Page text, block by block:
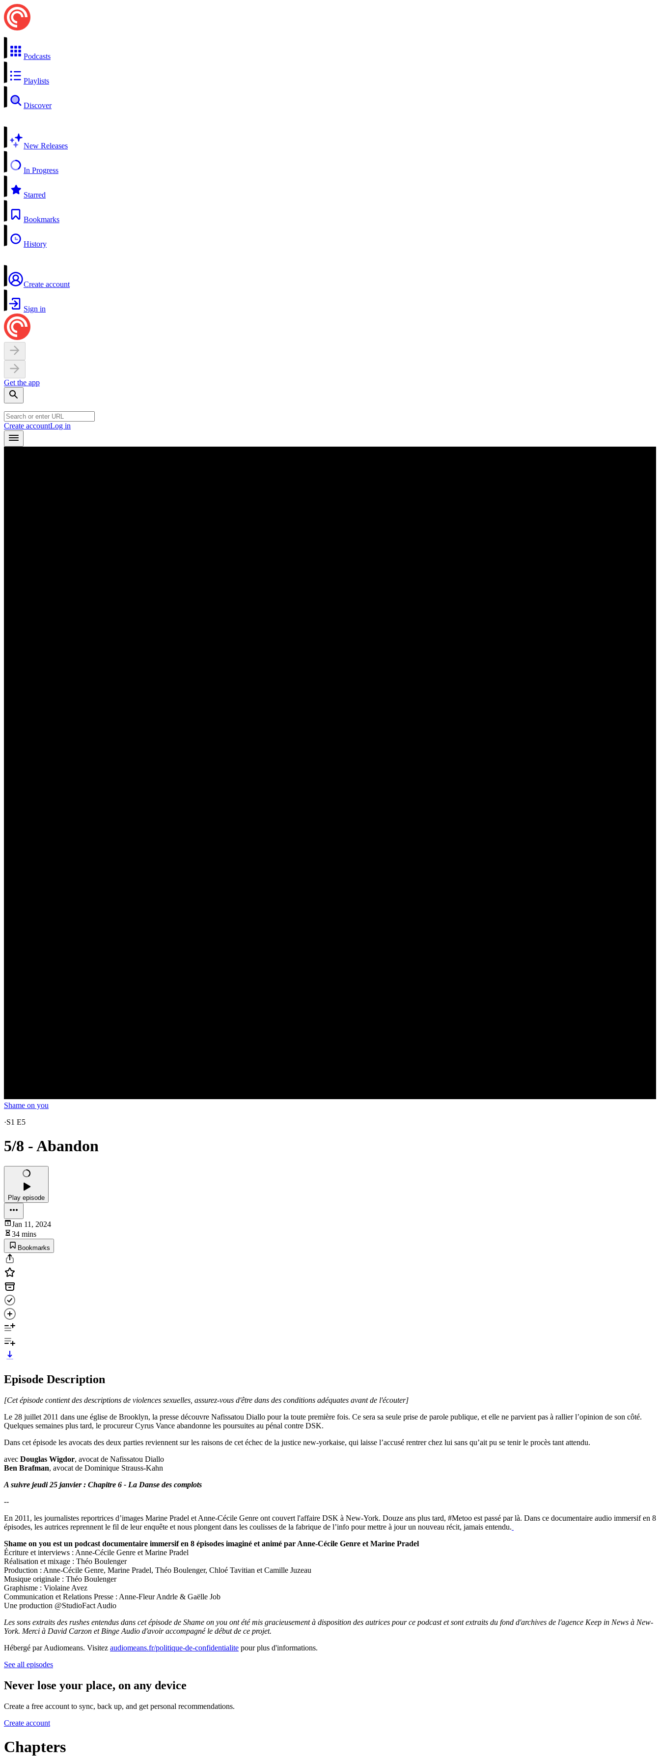
Podcasts
Playlists
Discover
New Releases
In Progress
Starred
Bookmarks
History
Create account
Sign in
Get the app
Create accountLog in
Shame on you
·S1 E5
5/8 - Abandon
Play episode
Jan 11, 2024
34 mins
Bookmarks
Episode Description
[Cet épisode contient des descriptions de violences sexuelles, assurez-vous d'être dans des conditions adéquates avant de l'écouter]
Le 28 juillet 2011 dans une église de Brooklyn, la presse découvre Nafissatou Diallo pour la toute première fois. Ce sera sa seule prise de parole publique, et elle ne parvient pas à rallier l’opinion de son côté.
Quelques semaines plus tard, le procureur Cyrus Vance abandonne les poursuites au pénal contre DSK.
Dans cet épisode les avocats des deux parties reviennent sur les raisons de cet échec de la justice new-yorkaise, qui laisse l’accusé rentrer chez lui sans qu’ait pu se tenir le procès tant attendu.
avec Douglas Wigdor, avocat de Nafissatou Diallo
Ben Brafman, avocat de Dominique Strauss-Kahn
A suivre jeudi 25 janvier : Chapitre 6 - La Danse des complots
--
En 2011, les journalistes reportrices d’images Marine Pradel et Anne-Cécile Genre ont couvert l'affaire DSK à New-York. Douze ans plus tard, #Metoo est passé par là. Dans ce documentaire audio immersif en 8
épisodes, les autrices reprennent le fil de leur enquête et nous plongent dans les coulisses de la fabrique de l’info pour mettre à jour un nouveau récit, jamais entendu.
Shame on you est un podcast documentaire immersif en 8 épisodes imaginé et animé par Anne-Cécile Genre et Marine Pradel
Écriture et interviews : Anne-Cécile Genre et Marine Pradel
Réalisation et mixage : Théo Boulenger
Production : Anne-Cécile Genre, Marine Pradel, Théo Boulenger, Chloé Tavitian et Camille Juzeau
Musique originale : Théo Boulenger
Graphisme : Violaine Avez
Communication et Relations Presse : Anne-Fleur Andrle & Gaëlle Job
Une production @StudioFact Audio
Les sons extraits des rushes entendus dans cet épisode de Shame on you ont été mis gracieusement à disposition des autrices pour ce podcast et sont extraits du fond d'archives de l'agence Keep in News à New-
York. Merci à David Carzon et Binge Audio d'avoir accompagné le début de ce projet.
Hébergé par Audiomeans. Visitez audiomeans.fr/politique-de-confidentialite pour plus d'informations.
See all episodes
Never lose your place, on any device
Create a free account to sync, back up, and get personal recommendations.
Create account
Chapters